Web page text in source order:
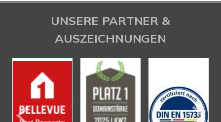
UNSERE PARTNER &
AUSZEICHNUNGEN